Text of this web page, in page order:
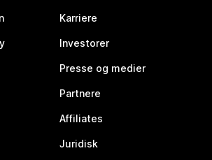
Karriere
Investorer
Presse og medier
Partnere
Affiliates
Juridisk